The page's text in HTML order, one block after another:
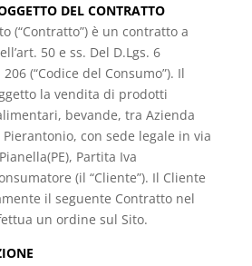
DEL CONTRATTO
(“Contratto”) è un contratto a
50 e ss. Del D.Lgs. 6
(“Codice del Consumo”). Il
la vendita di prodotti
bevande, tra Azienda
con sede legale in via
Partita Iva
(il “Cliente”). Il Cliente
il seguente Contratto nel
un ordine sul Sito.